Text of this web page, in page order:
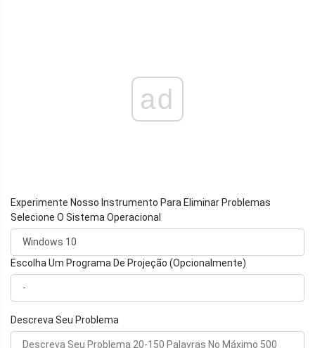
ad
Experimente Nosso Instrumento Para Eliminar Problemas
Selecione O Sistema Operacional
Escolha Um Programa De Projeção (Opcionalmente)
Descreva Seu Problema